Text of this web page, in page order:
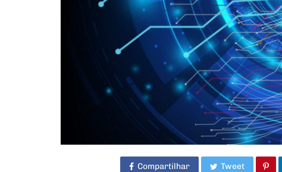
Compartilhar Tweet